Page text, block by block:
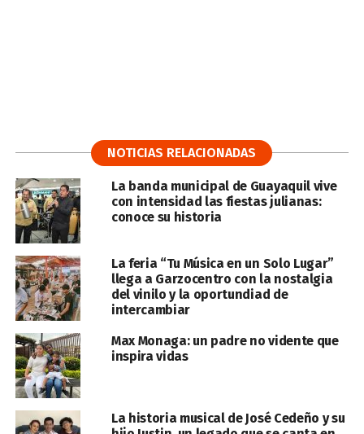
NOTICIAS RELACIONADAS
La banda municipal de Guayaquil vive
con intensidad las fiestas julianas:
conoce su historia
La feria “Tu Música en un Solo Lugar”
llega a Garzocentro con la nostalgia
del vinilo y la oportundiad de
intercambiar
Max Monaga: un padre no vidente que
inspira vidas
La historia musical de José Cedeño y su